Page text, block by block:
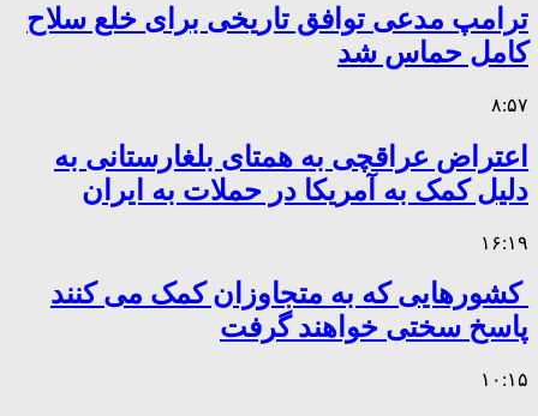
ترامپ مدعی توافق تاریخی برای خلع سلاح
کامل حماس شد
۸:۵۷
اعتراض عراقچی به همتای بلغارستانی به
دلیل کمک به آمریکا در حملات به ایران
۱۶:۱۹
کشورهایی که به متجاوزان کمک می کنند
پاسخ سختی خواهند گرفت
۱۰:۱۵